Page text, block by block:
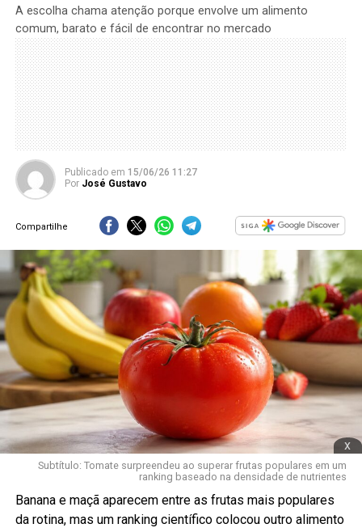
A escolha chama atenção porque envolve um alimento
comum, barato e fácil de encontrar no mercado
Publicado em 15/06/26 11:27
Por José Gustavo
Compartilhe
x
Subtítulo: Tomate surpreendeu ao superar frutas populares em um
ranking baseado na densidade de nutrientes
Banana e maçã aparecem entre as frutas mais populares
da rotina, mas um ranking científico colocou outro alimento